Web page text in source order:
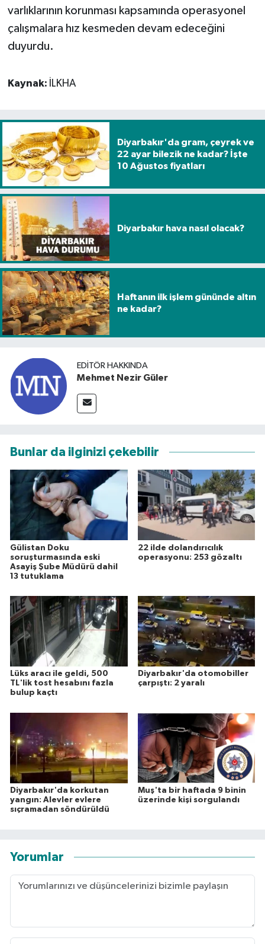
varlıklarının korunması kapsamında operasyonel
çalışmalara hız kesmeden devam edeceğini
duyurdu.
Kaynak: İLKHA
Diyarbakır'da gram, çeyrek ve
22 ayar bilezik ne kadar? İşte
10 Ağustos fiyatları
Diyarbakır hava nasıl olacak?
Haftanın ilk işlem gününde altın
ne kadar?
EDITÖR HAKKINDA
Mehmet Nezir Güler
Bunlar da ilginizi çekebilir
Gülistan Doku
soruşturmasında eski
Asayiş Şube Müdürü dahil
13 tutuklama
22 ilde dolandırıcılık
operasyonu: 253 gözaltı
Lüks aracı ile geldi, 500
TL'lik tost hesabını fazla
bulup kaçtı
Diyarbakır'da otomobiller
çarpıştı: 2 yaralı
Diyarbakır'da korkutan
yangın: Alevler evlere
sıçramadan söndürüldü
Muş'ta bir haftada 9 binin
üzerinde kişi sorgulandı
Yorumlar